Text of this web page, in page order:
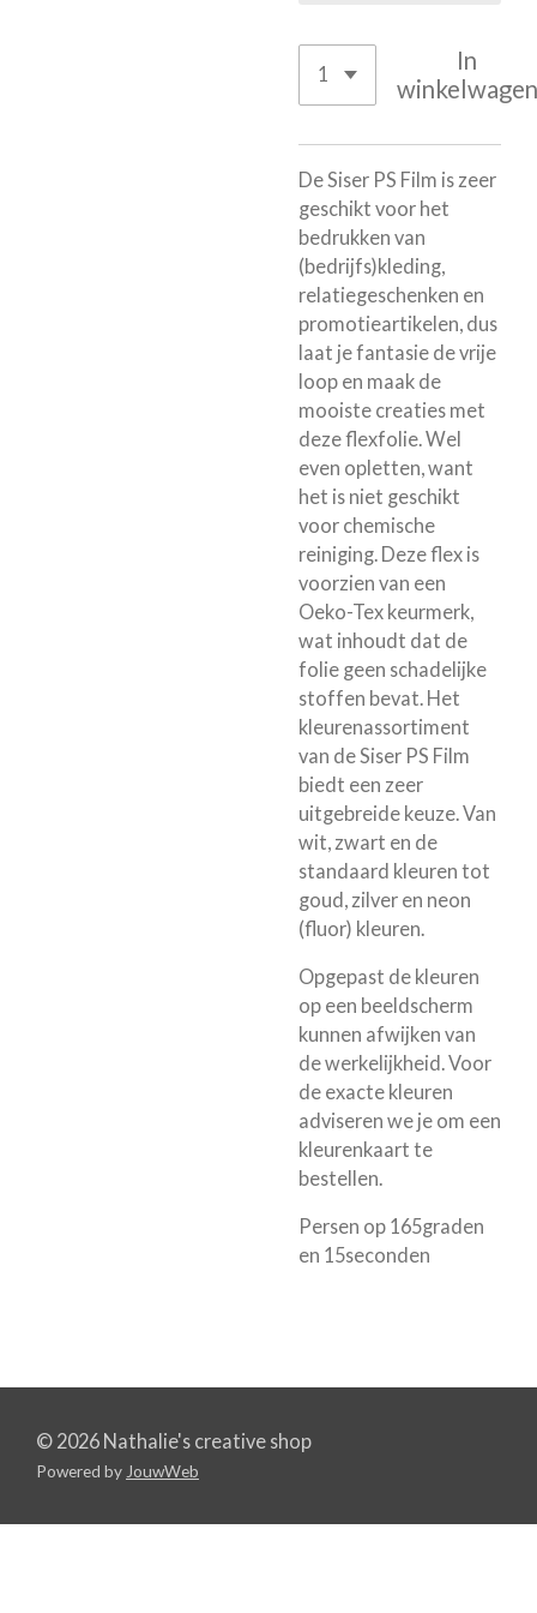
In
winkelwagen
De Siser PS Film is zeer
geschikt voor het
bedrukken van
(bedrijfs)kleding,
relatiegeschenken en
promotieartikelen, dus
laat je fantasie de vrije
loop en maak de
mooiste creaties met
deze flexfolie. Wel
even opletten, want
het is niet geschikt
voor chemische
reiniging. Deze flex is
voorzien van een
Oeko-Tex keurmerk,
wat inhoudt dat de
folie geen schadelijke
stoffen bevat. Het
kleurenassortiment
van de Siser PS Film
biedt een zeer
uitgebreide keuze. Van
wit, zwart en de
standaard kleuren tot
goud, zilver en neon
(fluor) kleuren.
Opgepast de kleuren
op een beeldscherm
kunnen afwijken van
de werkelijkheid. Voor
de exacte kleuren
adviseren we je om een
kleurenkaart te
bestellen.
Persen op 165graden
en 15seconden
© 2026 Nathalie's creative shop
Powered by JouwWeb